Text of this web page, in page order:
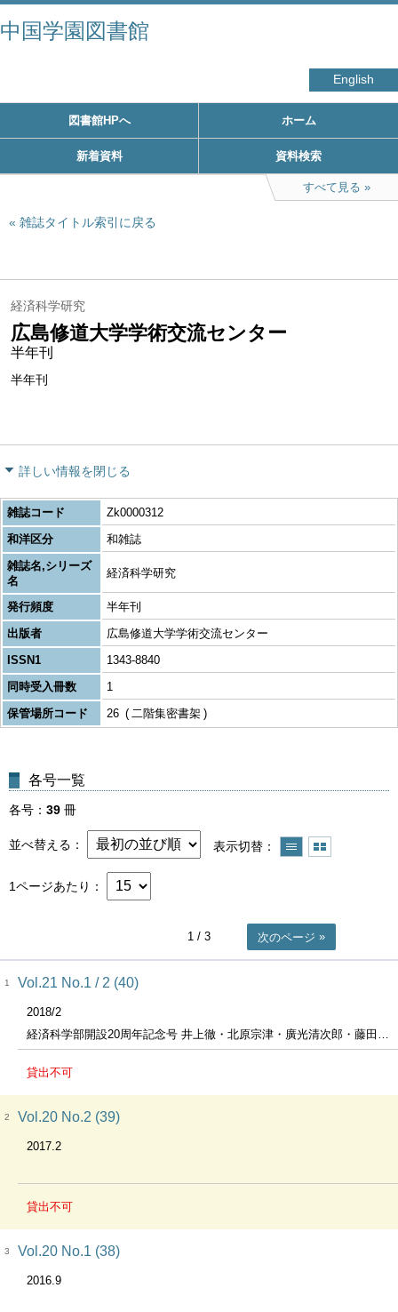
中国学園図書館
English
図書館HPへ ホーム
新着資料 資料検索
すべて見る
雑誌タイトル索引に戻る
経済科学研究
広島修道大学学術交流センター
半年刊
半年刊
詳しい情報を閉じる
雑誌コード
Zk0000312
和洋区分
和雑誌
雑誌名,シリーズ
名
経済科学研究
発行頻度
半年刊
出版者
広島修道大学学術交流センター
ISSN1
1343-8840
同時受入冊数
1
保管場所コード
26 二階集密書架
各号一覧
各号 39 冊
並べ替える 表示切替
1ページあたり
1 / 3 次のページ
1 Vol.21 No.1 / 2 (40)
2018/2
経済科学部開設20周年記念号 井上徹・北原宗津・廣光清次郎・藤田哲雄教授退職記念号
貸出不可
2 Vol.20 No.2 (39)
2017.2
貸出不可
3 Vol.20 No.1 (38)
2016.9